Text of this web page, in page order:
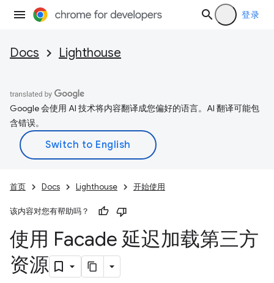
登录
Docs Lighthouse
Google 会使用 AI 技术将内容翻译成您偏好的语言。AI 翻译可能包
含错误。
首页 Docs Lighthouse 开始使用
该内容对您有帮助吗？
使用 Facade 延迟加载第三方
资源